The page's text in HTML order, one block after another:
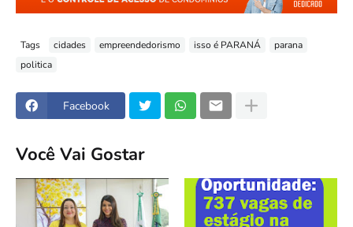
Tags cidades empreendedorismo isso é PARANÁ
parana
politica
Facebook
Você Vai Gostar